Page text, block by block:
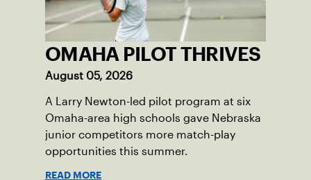
OMAHA PILOT THRIVES
August 05, 2026
A Larry Newton-led pilot program at six
Omaha-area high schools gave Nebraska
junior competitors more match-play
opportunities this summer.
READ MORE